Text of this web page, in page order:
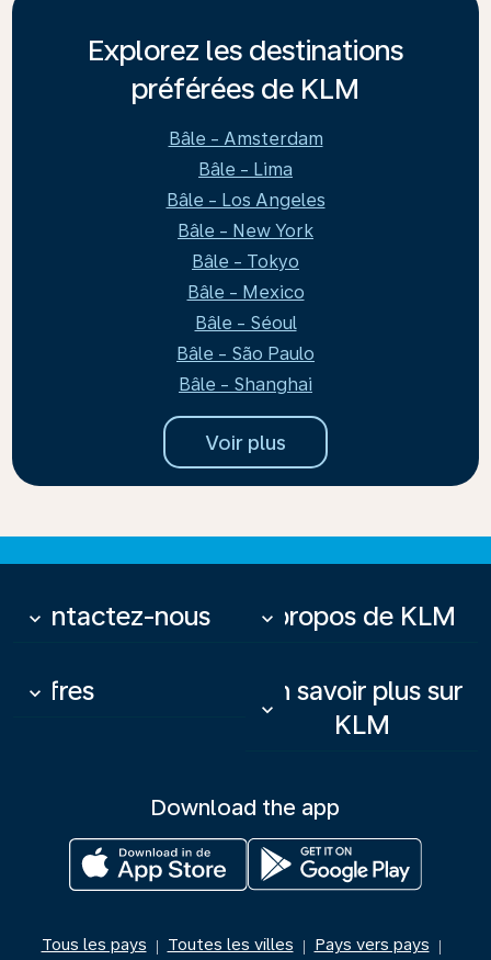
Explorez les destinations
préférées de KLM
Bâle - Amsterdam
Bâle - Lima
Bâle - Los Angeles
Bâle - New York
Bâle - Tokyo
Bâle - Mexico
Bâle - Séoul
Bâle - São Paulo
Bâle - Shanghai
Voir plus
Contactez-nous
keyboard_arrow_down À propos de KLM
keyboard_arrow_down
Offres
keyboard_arrow_down
En savoir plus sur
KLM
keyboard_arrow_down
Download the app
Tous les pays | Toutes les villes | Pays vers pays |